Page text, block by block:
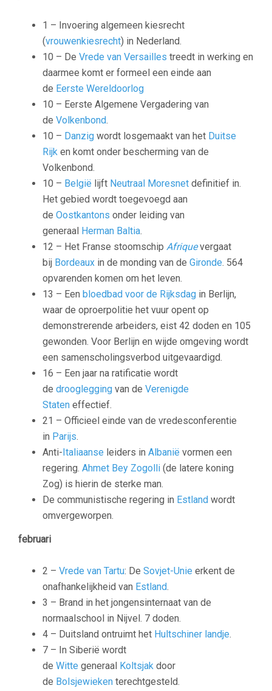
1 – Invoering algemeen kiesrecht
(vrouwenkiesrecht) in Nederland.
10 – De Vrede van Versailles treedt in werking en
daarmee komt er formeel een einde aan
de Eerste Wereldoorlog
10 – Eerste Algemene Vergadering van
de Volkenbond.
10 – Danzig wordt losgemaakt van het Duitse
Rijk en komt onder bescherming van de
Volkenbond.
10 – België lijft Neutraal Moresnet definitief in.
Het gebied wordt toegevoegd aan
de Oostkantons onder leiding van
generaal Herman Baltia.
12 – Het Franse stoomschip Afriquevergaat
bij Bordeaux in de monding van de Gironde. 564
opvarenden komen om het leven.
13 – Een bloedbad voor de Rijksdag in Berlijn,
waar de oproerpolitie het vuur opent op
demonstrerende arbeiders, eist 42 doden en 105
gewonden. Voor Berlijn en wijde omgeving wordt
een samenscholingsverbod uitgevaardigd.
16 – Een jaar na ratificatie wordt
de drooglegging van de Verenigde
Staten effectief.
21 – Officieel einde van de vredesconferentie
in Parijs.
Anti-Italiaanse leiders in Albanië vormen een
regering. Ahmet Bey Zogolli (de latere koning
Zog) is hierin de sterke man.
De communistische regering in Estland wordt
omvergeworpen.
februari
2 – Vrede van Tartu: De Sovjet-Unie erkent de
onafhankelijkheid van Estland.
3 – Brand in het jongensinternaat van de
normaalschool in Nijvel. 7 doden.
4 – Duitsland ontruimt het Hultschiner landje.
7 – In Siberië wordt
de Witte generaal Koltsjak door
de Bolsjewieken terechtgesteld.